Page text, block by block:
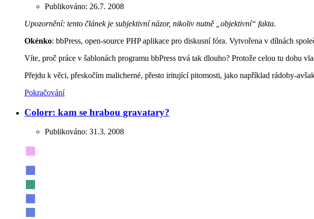
Publikováno: 26.7. 2008
Upozornění: tento článek je subjektivní názor, nikoliv nutně „objektivní“ fak­ta.
Okénko: bbPress, open-source PHP aplikace pro diskusní fóra. Vytvořena v dílnách
Víte, proč práce v šablonách programu bbPress trvá tak dlouho? Protože celou tu dobu
Přejdu k věci, přeskočím malicherné, přesto iritující pitomosti, jako například rádoby-
Pokračování
Colorr: kam se hrabou gravatary?
Publikováno: 31.3. 2008